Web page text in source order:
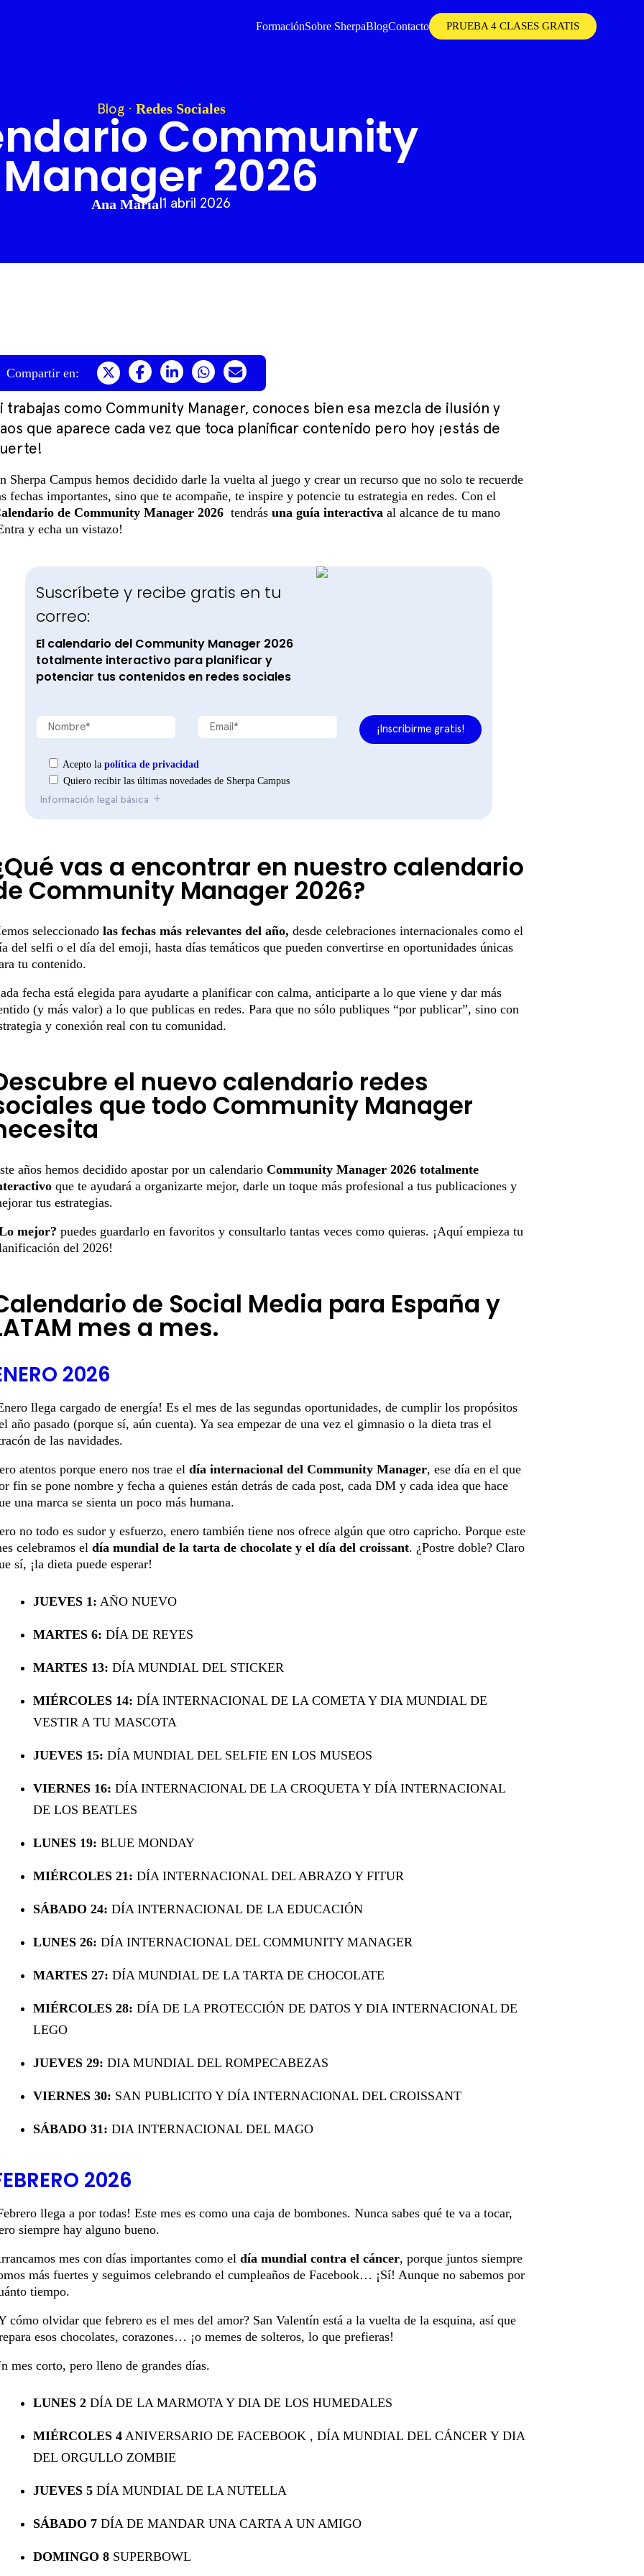
FormaciónSobre SherpaBlogContacto PRUEBA 4 CLASES GRATIS
Blog· Redes Sociales
Community
Manager 2026
Ana María 1 abril 2026
Compartir en:
trabajas como Community Manager, conoces bien esa mezcla de ilusión y
que aparece cada vez que toca planificar contenido pero hoy ¡estás de
Sherpa Campus hemos decidido darle la vuelta al juego y crear un recurso que no solo te recuerde
fechas importantes, sino que te acompañe, te inspire y potencie tu estrategia en redes. Con el
de Community Manager 2026 tendrásuna guía interactiva al alcance de tu mano
y echa un vistazo!
Suscríbete y recibe gratis en tu
correo:
El calendario del Community Manager 2026
totalmente interactivo para planificar y
potenciar tus contenidos en redes sociales
Acepto lapolítica de privacidad
Quiero recibir las últimas novedades de Sherpa Campus
Información legal básica
vas a encontrar en nuestro calendario
Community Manager 2026?
seleccionado las fechas más relevantes del año,desde celebraciones internacionales como el
del selfi o el día del emoji, hasta días temáticos que pueden convertirse en oportunidades únicas
tu contenido.
fecha está elegida para ayudarte a planificar con calma, anticiparte a lo que viene y dar más
(y más valor) a lo que publicas en redes. Para que no sólo publiques “por publicar”, sino con
y conexión real con tu comunidad.
el nuevo calendario redes
que todo Community Manager
años hemos decidido apostar por un calendarioCommunity Manager 2026totalmente
que te ayudará a organizarte mejor, darle un toque más profesional a tus publicaciones y
tus estrategias.
mejor?puedes guardarlo en favoritos y consultarlo tantas veces como quieras. ¡Aquí empieza tu
del 2026!
de Social Media para España y
mes a mes.
2026
llega cargado de energía! Es el mes de las segundas oportunidades, de cumplir los propósitos
año pasado (porque sí,aún cuenta). Ya sea empezar de una vez el gimnasio o la dieta tras el
de las navidades.
atentos porque enero nos trae el día internacional del Community Manager, ese día en el que
fin se pone nombre y fecha a quienes están detrás de cada post, cada DM y cada idea que hace
una marca se sienta un poco más humana.
no todo es sudor y esfuerzo, enero también tiene nos ofrece algún que otro capricho. Porque este
celebramos eldía mundial de la tarta de chocolate y el día del croissant. ¿Postre doble? Claro
sí, ¡la dieta puede esperar!
JUEVES 1: AÑO NUEVO
MARTES 6: DÍA DE REYES
MARTES 13: DÍA MUNDIAL DEL STICKER
MIÉRCOLES 14: DÍA INTERNACIONAL DE LA COMETA Y DIA MUNDIAL DE
VESTIR A TU MASCOTA
JUEVES 15: DÍA MUNDIAL DEL SELFIE EN LOS MUSEOS
VIERNES 16: DÍA INTERNACIONAL DE LA CROQUETA Y DÍA INTERNACIONAL
DE LOS BEATLES
LUNES 19: BLUE MONDAY
MIÉRCOLES 21: DÍA INTERNACIONAL DEL ABRAZO Y FITUR
SÁBADO 24: DÍA INTERNACIONAL DE LA EDUCACIÓN
LUNES 26: DÍA INTERNACIONAL DEL COMMUNITY MANAGER
MARTES 27: DÍA MUNDIAL DE LA TARTA DE CHOCOLATE
MIÉRCOLES 28: DÍA DE LA PROTECCIÓN DE DATOS Y DIA INTERNACIONAL DE
LEGO
JUEVES 29: DIA MUNDIAL DEL ROMPECABEZAS
VIERNES 30: SAN PUBLICITO Y DÍA INTERNACIONAL DEL CROISSANT
SÁBADO 31: DIA INTERNACIONAL DEL MAGO
2026
llega a por todas! Este mes es como una caja de bombones. Nunca sabes qué te va a tocar,
siempre hay alguno bueno.
mes con días importantes como eldía mundial contra el cáncer, porque juntos siempre
más fuertes y seguimos celebrando elcumpleaños de Facebook… ¡Sí! Aunque no sabemos por
tiempo.
cómo olvidar que febrero es el mes del amor? San Valentín está a la vuelta de la esquina, así que
esos chocolates, corazones… ¡o memes de solteros, lo que prefieras!
mes corto, pero lleno de grandes días.
LUNES 2 DÍA DE LA MARMOTA Y DIA DE LOS HUMEDALES
MIÉRCOLES 4 ANIVERSARIO DE FACEBOOK , DÍA MUNDIAL DEL CÁNCER Y DIA
DEL ORGULLO ZOMBIE
JUEVES 5 DÍA MUNDIAL DE LA NUTELLA
SÁBADO 7 DÍA DE MANDAR UNA CARTA A UN AMIGO
DOMINGO 8 SUPERBOWL